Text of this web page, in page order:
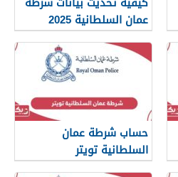
عمان السلطانية 2025
حساب شرطة عمان
السلطانية تويتر